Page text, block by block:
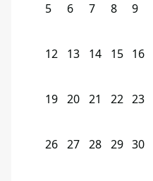
5 6 7 8 9
12 13 14 15 16
19 20 21 22 23
26 27 28 29 30